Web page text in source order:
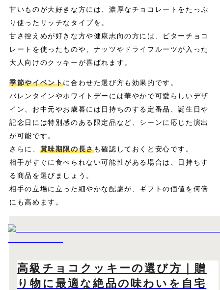
甘いものが大好きな方には、濃厚なチョコレートをたっぷ
り使ったリッチなタイプを。
甘さ控えめが好きな方や健康志向の方には、ビターチョコ
レートを使ったものや、ナッツやドライフルーツが入った
大人向けのクッキーが喜ばれます。
季節やイベントに合わせた選び方も効果的です。
バレンタインやホワイトデーには華やかで可愛らしいデザ
イン、お中元やお歳暮には日持ちのする定番品、誕生日や
記念日には特別感のある限定品など、シーンに応じた演出
が可能です。
さらに、 賞味期限の長さも確認しておくと安心です。
相手がすぐに食べられない可能性がある場合は、日持ちす
る商品を選びましょう。
相手の立場に立った細やかな配慮が、ギフトの価値を何倍
にも高めます。
高級チョコクッキーの選び方｜贈
り物に最適な絶品の味わいを自宅